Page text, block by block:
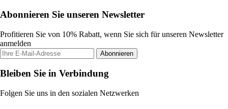
Abonnieren Sie unseren Newsletter
Profitieren Sie von 10% Rabatt, wenn Sie sich für unseren Newsletter
anmelden
Abonnieren
Bleiben Sie in Verbindung
Folgen Sie uns in den sozialen Netzwerken